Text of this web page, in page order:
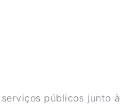
públicos junto à